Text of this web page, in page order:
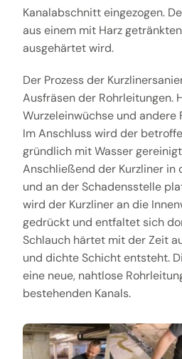
Kanalabschnitt eingezogen.
aus einem mit Harz
ausgehärtet wird.
Der Prozess der
Ausfräsen der Rohrleitungen.
Wurzeleinwüchse und
Im Anschluss wird der
gründlich mit Wasser
Anschließend der Kurzliner in
und an der Schadensstelle
wird der Kurzliner an die
gedrückt und entfaltet sich
Schlauch härtet mit der Zeit
und dichte Schicht entsteht.
eine neue, nahtlose
bestehenden Kanals.